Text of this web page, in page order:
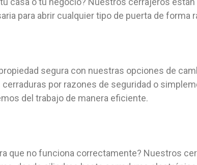
para abrir cualquier tipo de puerta de forma
segura con nuestras opciones de
por razones de seguridad o
del trabajo de manera eficiente.
que no funciona correctamente? Nuestros